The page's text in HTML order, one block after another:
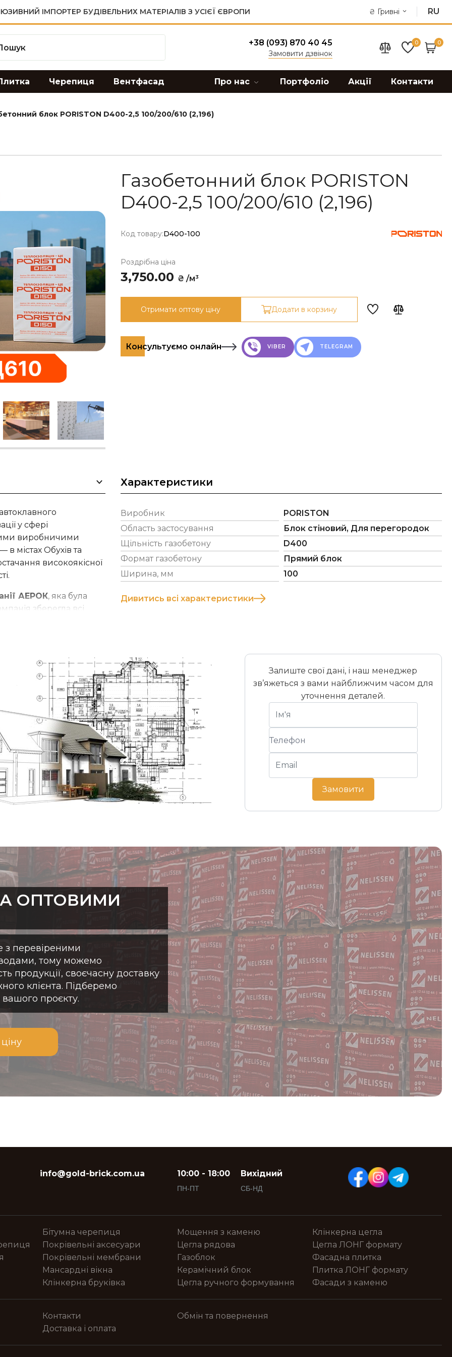
ІМПОРТЕР БУДІВЕЛЬНИХ МАТЕРІАЛІВ З УСІЄЇ ЄВРОПИ ₴ Гривні RU
+38 (093) 870 40 45
Замовити дзвінок
0 0
Черепиця Вентфасад Про нас Портфоліо Акції Контакти
блок PORISTON D400-2,5 100/200/610 (2,196)
Газобетонний блок PORISTON
D400-2,5 100/200/610 (2,196)
Код товару:D400-100
Роздрібна ціна
3,750.00 ₴ /м³
Отримати оптову ціну Додати в корзину
Консультуємо онлайн VIBER TELEGRAM
у сфері
виробничими
містах Обухів та
високоякісної
АЕРОК, яка була
зберегла всі
їх з власними
виробництва,
теплового опору.
прохолодним влітку,
кондиціонуванні
мінеральних
– це екологічно
мікроклімат
всієї
співвідношення
надійні несучі стіни з
на фундамент (а
різної щільності
кваліфіковану
Вам обрати найкраще
процес
надійний
газобетонну
для вас. Це не
у тепло, міцність та
Характеристики
Виробник
PORISTON
Область застосування
Блок стіновий, Для перегородок
Щільність газобетону
D400
Формат газобетону
Прямий блок
Ширина, мм
100
Дивитись всі характеристики
Залиште свої дані, і наш менеджер
зв’яжеться з вами найближчим часом для
уточнення деталей.
Замовити
ОПТОВИМИ
перевіреними
тому можемо
продукції, своєчасну доставку
клієнта. Підберемо
проєкту.
info@gold-brick.com.ua 10:00 - 18:00
ПН-ПТ
Вихідний
СБ-НД
Бітумна черепиця
Покрівельні аксесуари
Покрівельні мембрани
Мансардні вікна
Клінкерна бруківка
Мощення з каменю
Цегла рядова
Газоблок
Керамічний блок
Цегла ручного формування
Клінкерна цегла
Цегла ЛОНГ формату
Фасадна плитка
Плитка ЛОНГ формату
Фасади з каменю
Контакти
Доставка і оплата
Обмін та повернення